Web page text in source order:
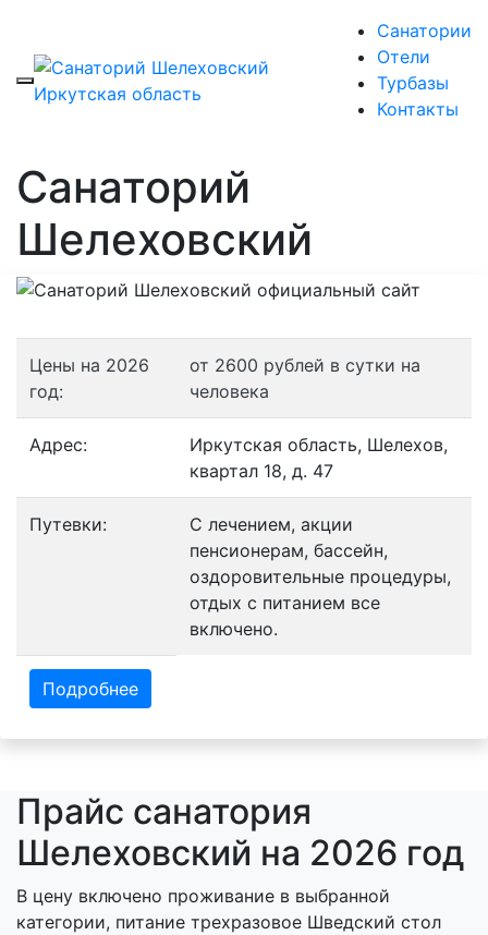
Санатории
Отели
Турбазы
Контакты
Санаторий
Шелеховский
Цены на 2026
год:
от 2600 рублей в сутки на
человека
Адрес:
Иркутская область, Шелехов,
квартал 18, д. 47
Путевки:
С лечением, акции
пенсионерам, бассейн,
оздоровительные процедуры,
отдых с питанием все
включено.
Подробнее
Прайс санатория
Шелеховский на 2026 год
В цену включено проживание в выбранной
категории, питание трехразовое Шведский стол